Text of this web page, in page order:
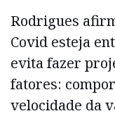
Rodrigues
Covid esteja
evita fazer
fatores:
velocidade da